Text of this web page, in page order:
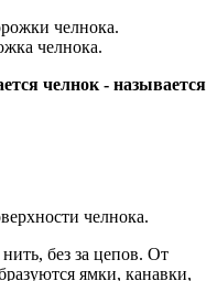
челнока.
челнока.
челнок - называется
челнока.
без за цепов. От
ямки, канавки,